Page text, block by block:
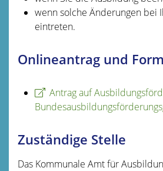
wenn solche Änderungen bei
eintreten.
Onlineantrag und
Antrag auf
Zuständige Stelle
Das Kommunale Amt für